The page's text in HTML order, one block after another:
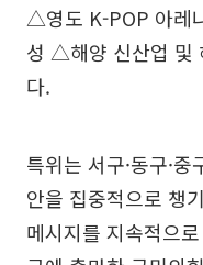
△영도 K-POP 아레
성 △해양 신산업 및
다.
특위는 서구·동구·
안을 집중적으로 챙
메시지를 지속적으